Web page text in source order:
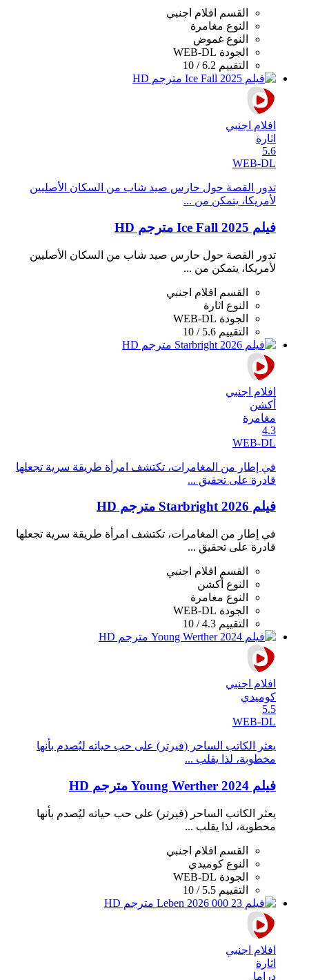
القسم
افلام اجنبي
النوع مغامرة
النوع غموض
الجودة WEB-DL
التقييم 6.2 / 10
افلام اجنبي
اثارة
5.6
WEB-DL
تدور القصة حول حارس صيد شاب من السكان الأصليين
لأمريكا، يتمكن من ...
فيلم Ice Fall 2025 مترجم HD
تدور القصة حول حارس صيد شاب من السكان الأصليين
لأمريكا، يتمكن من ...
القسم
افلام اجنبي
النوع اثارة
الجودة WEB-DL
التقييم 5.6 / 10
افلام اجنبي
أكشن
مغامرة
4.3
WEB-DL
في إطار من المغامرات، تكتشف امرأة طريقة سرية تجعلها
قادرة على تحقيق ...
فيلم Starbright 2026 مترجم HD
في إطار من المغامرات، تكتشف امرأة طريقة سرية تجعلها
قادرة على تحقيق ...
القسم
افلام اجنبي
النوع أكشن
النوع مغامرة
الجودة WEB-DL
التقييم 4.3 / 10
افلام اجنبي
كوميدي
5.5
WEB-DL
يعثر الكاتب الساحر (فيرتر) على حب حياته ليُصدم بأنها
مخطوبة، لذا يقلب ...
فيلم Young Werther 2024 مترجم HD
يعثر الكاتب الساحر (فيرتر) على حب حياته ليُصدم بأنها
مخطوبة، لذا يقلب ...
القسم
افلام اجنبي
النوع كوميدي
الجودة WEB-DL
التقييم 5.5 / 10
افلام اجنبي
اثارة
دراما